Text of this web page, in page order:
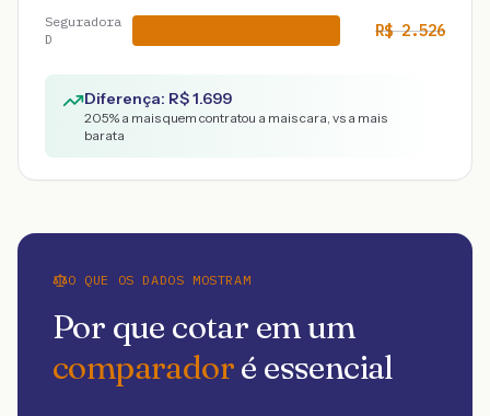
Seguradora
D
R$2.526
Diferença: R$1.699
205% a mais quem contratou a mais cara, vs a mais
barata
O QUE OS DADOS MOSTRAM
Por que cotar em um
comparadoré essencial